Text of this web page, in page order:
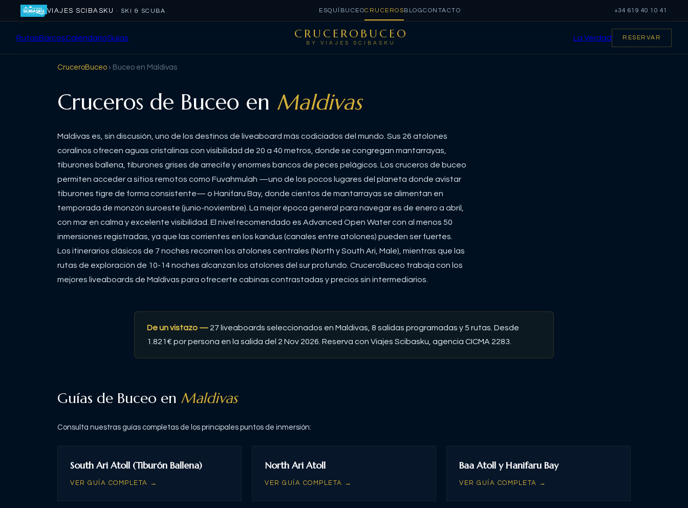
VIAJES SCIBASKU · SKI & SCUBA ESQUÍ BUCEOCRUCEROSBLOGCONTACTO +34 619 40 10 41
RutasBarcosCalendarioGuías CRUCEROBUCEO
BY VIAJES SCIBASKU
La Verdad RESERVAR
CruceroBuceo › Buceo en Maldivas
Cruceros de Buceo en Maldivas
Maldivas es, sin discusión, uno de los destinos de liveaboard más codiciados del mundo. Sus 26 atolones
coralinos ofrecen aguas cristalinas con visibilidad de 20 a 40 metros, donde se congregan mantarrayas,
tiburones ballena, tiburones grises de arrecife y enormes bancos de peces pelágicos. Los cruceros de buceo
permiten acceder a sitios remotos como Fuvahmulah —uno de los pocos lugares del planeta donde avistar
tiburones tigre de forma consistente— o Hanifaru Bay, donde cientos de mantarrayas se alimentan en
temporada de monzón suroeste (junio-noviembre). La mejor época general para navegar es de enero a abril,
con mar en calma y excelente visibilidad. El nivel recomendado es Advanced Open Water con al menos 50
inmersiones registradas, ya que las corrientes en los kandus (canales entre atolones) pueden ser fuertes.
Los itinerarios clásicos de 7 noches recorren los atolones centrales (North y South Ari, Male), mientras que las
rutas de exploración de 10-14 noches alcanzan los atolones del sur profundo. CruceroBuceo trabaja con los
mejores liveaboards de Maldivas para ofrecerte cabinas contrastadas y precios sin intermediarios.
De un vistazo — 27 liveaboards seleccionados en Maldivas , 8 salidas programadas y 5 rutas . Desde
1.821€ por persona en la salida del 2 Nov 2026 . Reserva con Viajes Scibasku, agencia CICMA 2283.
Guías de Buceo en Maldivas
Consulta nuestras guías completas de los principales puntos de inmersión:
South Ari Atoll (Tiburón Ballena)
VER GUÍA COMPLETA →
North Ari Atoll
VER GUÍA COMPLETA →
Baa Atoll y Hanifaru Bay
VER GUÍA COMPLETA →